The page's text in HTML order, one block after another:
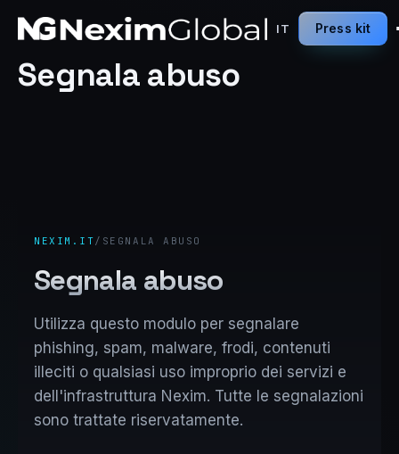
IT Press kit
Segnala abuso
NEXIM.IT / SEGNALA ABUSO
Segnala abuso
Utilizza questo modulo per segnalare
phishing, spam, malware, frodi, contenuti
illeciti o qualsiasi uso improprio dei servizi e
dell'infrastruttura Nexim. Tutte le segnalazioni
sono trattate riservatamente.